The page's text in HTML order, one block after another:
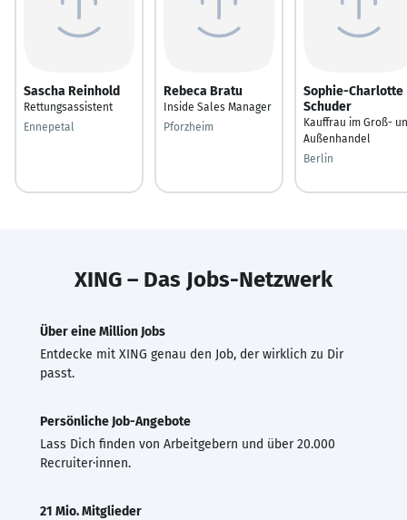
Sascha Reinhold
Rettungsassistent
Ennepetal
Rebeca Bratu
Inside Sales Manager
Pforzheim
Sophie-Charlotte
Schuder
Kauffrau im Groß-
Außenhandel
Berlin
XING – Das Jobs-Netzwerk
Über eine Million Jobs
Entdecke mit XING genau den Job, der wirklich zu Dir
passt.
Persönliche Job-Angebote
Lass Dich finden von Arbeitgebern und über 20.000
Recruiter·innen.
21 Mio. Mitglieder